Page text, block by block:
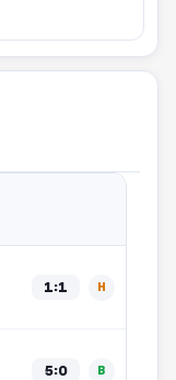
1:1 Н
5:0 В